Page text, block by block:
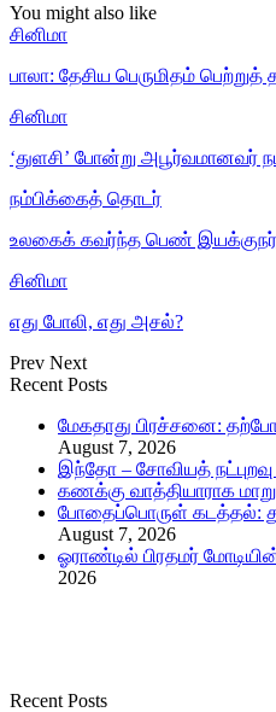
You might also like
சினிமா
பாலா: தேசிய பெருமிதம் பெற்றுத்
சினிமா
‘துளசி’ போன்று அபூர்வமானவர்
நம்பிக்கைத் தொடர்
உலகைக் கவர்ந்த பெண்
சினிமா
எது போலி, எது அசல்?
Prev Next
Recent Posts
மேகதாது பிரச்சனை:
August 7, 2026
இந்தோ – சோவியத்
கணக்கு வாத்தியாராக
போதைப்பொருள் கடத்தல்:
August 7, 2026
ஓராண்டில் பிரதமர்
2026
Recent Posts